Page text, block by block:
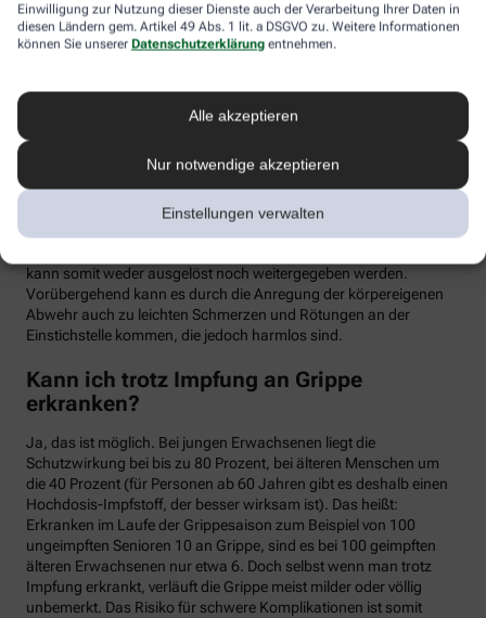
Einwilligung zur Nutzung dieser Dienste auch der Verarbeitung Ihrer Daten in
diesen Ländern gem. Artikel 49 Abs. 1 lit. a DSGVO zu. Weitere Informationen
können Sie unserer Datenschutzerklärung entnehmen.
Alle akzeptieren
Nur notwendige akzeptieren
Einstellungen verwalten
muss die Qualität, Wirksamkeit und Verträglichkeit in
wissenschaftlichen Studien nachgewiesen werden. Die Freigabe
erfolgt nach weiteren Prüfungen schließlich durch das Paul-
der Freigabe stetig weiter beobachtet.
Die Grippeimpfung ist in aller Regel gut verträglich. In den ersten
Frösteln oder Kopf- und Gliederschmerzen auftreten, die aber
meist binnen weniger Tage wieder abklingen. Mit einer Grippe
haben die Symptome allerdings nichts zu tun. Denn üblicherweise
kann somit weder ausgelöst noch weitergegeben werden.
Vorübergehend kann es durch die Anregung der körpereigenen
Abwehr auch zu leichten Schmerzen und Rötungen an der
Einstichstelle kommen, die jedoch harmlos sind.
Kann ich trotz Impfung an Grippe
erkranken?
Ja, das ist möglich. Bei jungen Erwachsenen liegt die
Schutzwirkung bei bis zu 80 Prozent, bei älteren Menschen um
die 40 Prozent (für Personen ab 60 Jahren gibt es deshalb einen
Hochdosis-Impfstoff, der besser wirksam ist). Das heißt:
Erkranken im Laufe der Grippesaison zum Beispiel von 100
ungeimpften Senioren 10 an Grippe, sind es bei 100 geimpften
älteren Erwachsenen nur etwa 6. Doch selbst wenn man trotz
Impfung erkrankt, verläuft die Grippe meist milder oder völlig
unbemerkt. Das Risiko für schwere Komplikationen ist somit